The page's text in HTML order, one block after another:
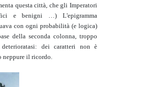
questa città, che gli Imperatori
e benigni …) L'epigramma
con ogni probabilità (e logica)
della seconda colonna, troppo
deterioratasi: dei caratteri non è
neppure il ricordo.